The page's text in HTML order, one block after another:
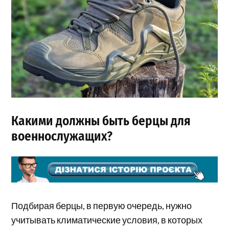
Какими должны быть берцы для
военнослужащих?
Подбирая берцы, в первую очередь, нужно
учитывать климатические условия, в которых